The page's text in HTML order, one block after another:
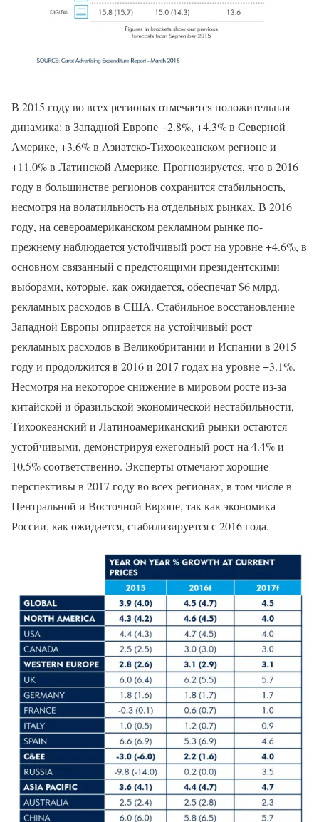
В 2015 году во всех регионах отмечается положительная
динамика: в Западной Европе +2.8%, +4.3% в Северной
Америке, +3.6% в Азиатско-Тихоокеанском регионе и
+11.0% в Латинской Америке. Прогнозируется, что в 2016
году в большинстве регионов сохранится стабильность,
несмотря на волатильность на отдельных рынках. В 2016
году, на североамериканском рекламном рынке по-
прежнему наблюдается устойчивый рост на уровне +4.6%, в
основном связанный с предстоящими президентскими
выборами, которые, как ожидается, обеспечат $6 млрд.
рекламных расходов в США. Стабильное восстановление
Западной Европы опирается на устойчивый рост
рекламных расходов в Великобритании и Испании в 2015
году и продолжится в 2016 и 2017 годах на уровне +3.1%.
Несмотря на некоторое снижение в мировом росте из-за
китайской и бразильской экономической нестабильности,
Тихоокеанский и Латиноамериканский рынки остаются
устойчивыми, демонстрируя ежегодный рост на 4.4% и
10.5% соответственно. Эксперты отмечают хорошие
перспективы в 2017 году во всех регионах, в том числе в
Центральной и Восточной Европе, так как экономика
России, как ожидается, стабилизируется с 2016 года.